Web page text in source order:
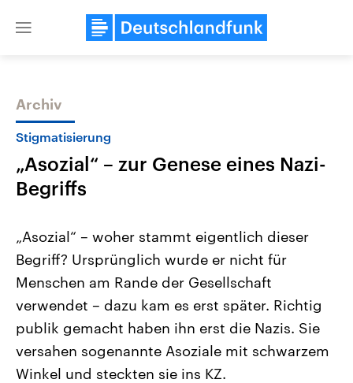
Close
Themen
Landtagswahl Sachsen-Anhalt
2026
Alle Informationen
Sachsen-Anhalt wählt am 6.
September 2026 einen neuen
Landtag. Seit 2021 wird das
Bundesland von einer Koalition aus
CDU, SPD und FDP regiert.-
Umfragen, Prognosen,
USA
Aktuelle Beiträge,
Hintergründe
Wirtschaftlich und
gehören die Vereinigten
den mächtigsten Ländern
mit großem Einfluss auf
Archiv
Stigmatisierung
„Asozial“ – zur Genese eines Nazi-
Begriffs
„Asozial“ – woher stammt eigentlich dieser
Begriff? Ursprünglich wurde er nicht für
Menschen am Rande der Gesellschaft
verwendet – dazu kam es erst später. Richtig
publik gemacht haben ihn erst die Nazis. Sie
versahen sogenannte Asoziale mit schwarzem
Winkel und steckten sie ins KZ.